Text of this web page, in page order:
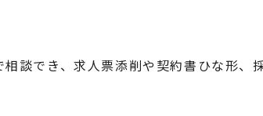
談でき、求人票添削や契約書ひな形、